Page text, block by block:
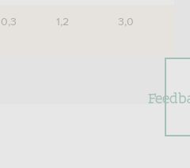
0,3 1,2 3,0